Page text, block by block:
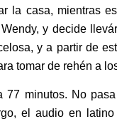
la casa, mientras
y decide
y a partir de
tomar de rehén a
77 minutos. No
el audio en